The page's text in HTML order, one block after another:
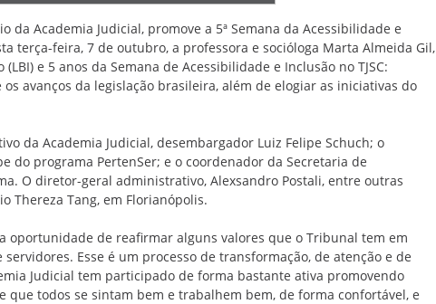
da Academia Judicial, promove a 5ª Semana da Acessibilidade e
terça-feira, 7 de outubro, a professora e socióloga Marta Almeida Gil,
e 5 anos da Semana de Acessibilidade e Inclusão no TJSC:
avanços da legislação brasileira, além de elogiar as iniciativas do
da Academia Judicial, desembargador Luiz Felipe Schuch; o
do programa PertenSer; e o coordenador da Secretaria de
O diretor-geral administrativo, Alexsandro Postali, entre outras
Thereza Tang, em Florianópolis.
oportunidade de reafirmar alguns valores que o Tribunal tem em
Esse é um processo de transformação, de atenção e de
Judicial tem participado de forma bastante ativa promovendo
que todos se sintam bem e trabalhem bem, de forma confortável, e